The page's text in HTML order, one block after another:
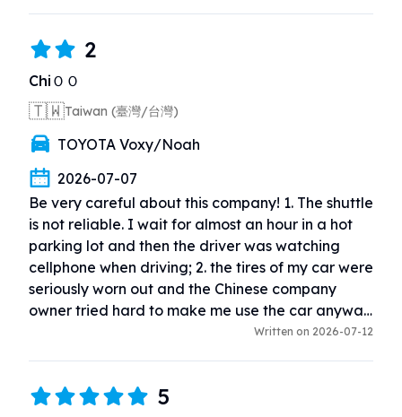
輕軌站，雖然差一兩站不是很遠，也在我們的堅持下有
送到原先的站，但我是覺得感受不太佳。
2
ChiＯＯ
🇹🇼Taiwan (臺灣/台灣)
TOYOTA Voxy/Noah
2026-07-07
Be very careful about this company! 1. The shuttle
is not reliable. I wait for almost an hour in a hot
parking lot and then the driver was watching
cellphone when driving; 2. the tires of my car were
seriously worn out and the Chinese company
owner tried hard to make me use the car anyway.
I know this company is cheaper and that is why I
hours of communication, the Chinese company
Written on 2026-07-12
5